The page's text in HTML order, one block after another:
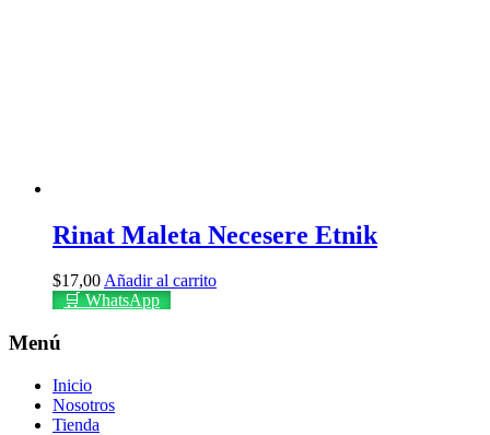
Rinat Maleta Necesere Etnik
$17,00Añadir al carrito
🛒 WhatsApp
Menú
Inicio
Nosotros
Tienda